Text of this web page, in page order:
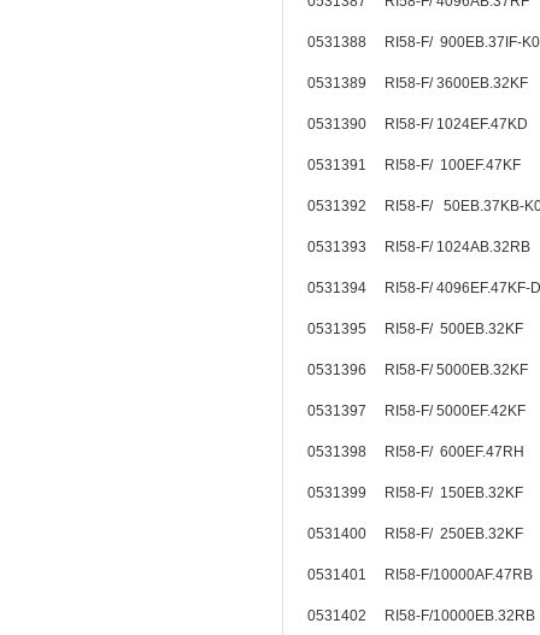
0531388 RI58-F/ 900EB.37IF-
0531389 RI58-F/
0531390 RI58-F/ 1024EF.47KD
0531391 RI58-F/ 100EF.47KF
0531392 RI58-F/ 50EB.37KB-
0531393 RI58-F/ 1024AB.32RB
0531394 RI58-F/
0531395 RI58-F/ 500EB.32KF
0531396 RI58-F/
0531397 RI58-F/ 5000EF.42KF
0531398 RI58-F/ 600EF.47RH
0531399 RI58-F/ 150EB.32KF
0531400 RI58-F/ 250EB.32KF
0531401 RI58-F/10000AF.47RB
0531402 RI58-F/